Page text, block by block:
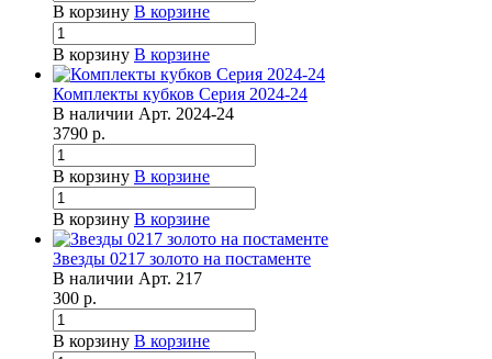
В корзину В корзине
В корзину В корзине
Комплекты кубков Серия 2024-24
В наличии Арт. 2024-24
3790 р.
В корзину В корзине
В корзину В корзине
Звезды 0217 золото на постаменте
В наличии Арт. 217
300 р.
В корзину В корзине